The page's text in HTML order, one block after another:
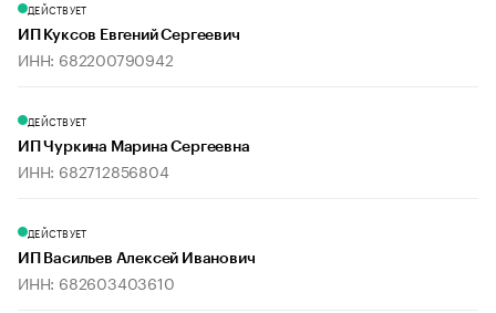
ДЕЙСТВУЕТ
ИП Куксов Евгений Сергеевич
ИНН: 682200790942
ДЕЙСТВУЕТ
ИП Чуркина Марина Сергеевна
ИНН: 682712856804
ДЕЙСТВУЕТ
ИП Васильев Алексей Иванович
ИНН: 682603403610